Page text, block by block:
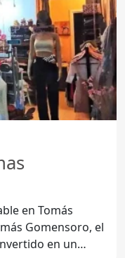
en Tomás
en un